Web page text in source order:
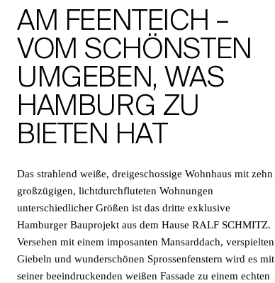
AM FEENTEICH –
VOM SCHÖNSTEN
UMGEBEN, WAS
HAMBURG ZU
BIETEN HAT
Das strahlend weiße, dreigeschossige Wohnhaus mit zehn
großzügigen, lichtdurchfluteten Wohnungen
unterschiedlicher Größen ist das dritte exklusive
Hamburger Bauprojekt aus dem Hause RALF SCHMITZ.
Versehen mit einem imposanten Mansarddach, verspielten
Giebeln und wunderschönen Sprossenfenstern wird es mit
seiner beeindruckenden weißen Fassade zu einem echten